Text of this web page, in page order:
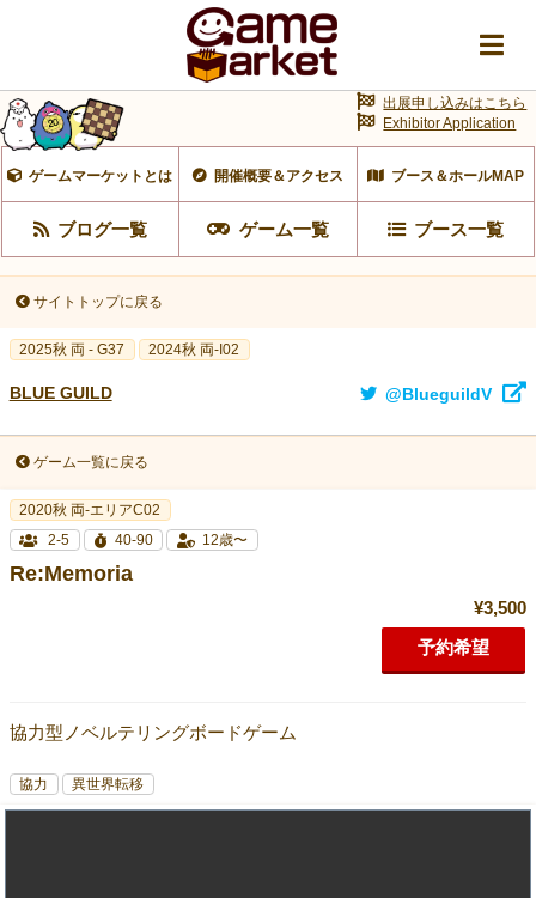
ゲームマーケットとは 開催概要＆アクセス ブース＆ホールMAP
ブログ一覧 ゲーム一覧 ブース一覧
出展申し込みはこちら
Exhibitor Application
サイトトップに戻る
2025秋 両 - G37 2024秋 両-I02
BLUE GUILD @BlueguildV
ゲーム一覧に戻る
2020秋 両-エリアC02
2-5
40-90 12歳〜
Re:Memoria
¥3,500
予約希望
協力型ノベルテリングボードゲーム
協力 異世界転移